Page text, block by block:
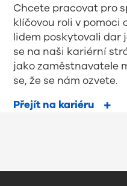
Chcete pracovat pro
klíčovou roli v pomoci
lidem poskytovali dar
se na naši kariérní
jako zaměstnavatele
se, že se nám ozvete.
Přejít na kariéru